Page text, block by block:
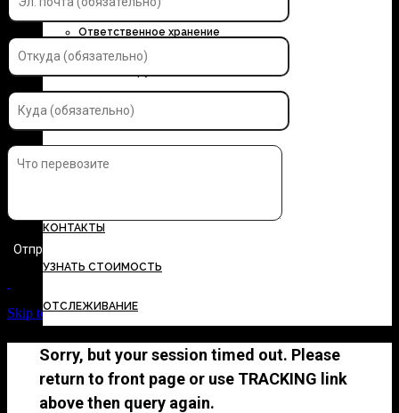
Ответственное хранение
Страхование грузов
ДОКУМЕНТЫ
КОНТАКТЫ
УЗНАТЬ СТОИМОСТЬ
ОТСЛЕЖИВАНИЕ
Skip to Content
Sorry, but your session timed out. Please
return to front page or use TRACKING link
above then query again.